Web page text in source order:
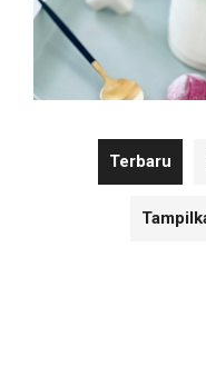
Terbaru